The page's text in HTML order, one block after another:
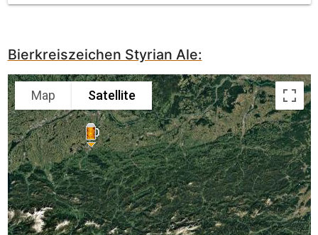
Bierkreiszeichen Styrian Ale:
Map Satellite